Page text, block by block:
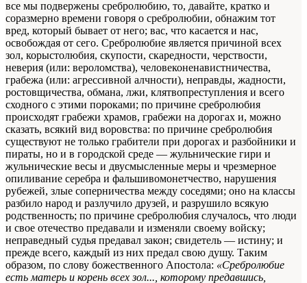
все мы подвержены сребролюбию, то, давайте, кратко и
соразмерно времени говоря о сребролюбии, обнажим тот
вред, который бывает от него; вас, что касается и нас,
освобождая от сего. Сребролюбие является причиной всех
зол, корыстолюбия, скупости, скаредности, черствости,
неверия (или: вероломства), человеконенавистничества,
грабежа (или: агрессивной алчности), неправды, жадности,
ростовщичества, обмана, лжи, клятвопреступления и всего
сходного с этими пороками; по причине сребролюбия
происходят грабежи храмов, грабежи на дорогах и, можно
сказать, всякий вид воровства: по причине сребролюбия
существуют не только грабители при дорогах и разбойники и
пираты, но и в городской среде — жульнические гири и
жульнические весы и двусмысленные меры и чрезмерное
опиливание серебра и фальшивомонетчество, нарушения
рубежей, злые соперничества между соседями; оно на классы
разбило народ и разлучило друзей, и разрушило всякую
родственность; по причине сребролюбия случалось, что люди
и свое отечество предавали и изменяли своему войску;
неправедный судья предавал закон; свидетель — истину; и
прежде всего, каждый из них предал свою душу. Таким
образом, по слову божественного Апостола: «Сребролюбие
есть матерь и корень всех зол..., которому предавшись,